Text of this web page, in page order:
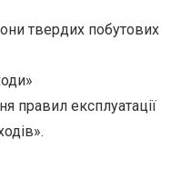
твердих побутових
правил експлуатації